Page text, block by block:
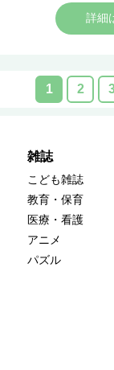
詳細
1 2
雑誌
こども雑誌
教育・保育
医療・看護
アニメ
パズル